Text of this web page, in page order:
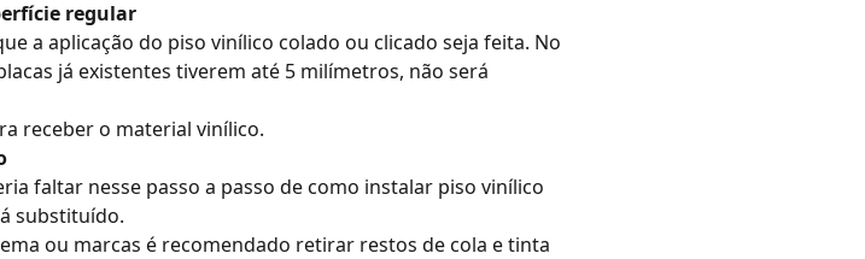
regular
a aplicação do piso vinílico colado ou clicado seja feita. No
já existentes tiverem até 5 milímetros, não será
receber o material vinílico.
faltar nesse passo a passo de como instalar piso vinílico
substituído.
ou marcas é recomendado retirar restos de cola e tinta